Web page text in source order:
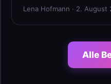
Lena Hofmann · 2. August
Alle